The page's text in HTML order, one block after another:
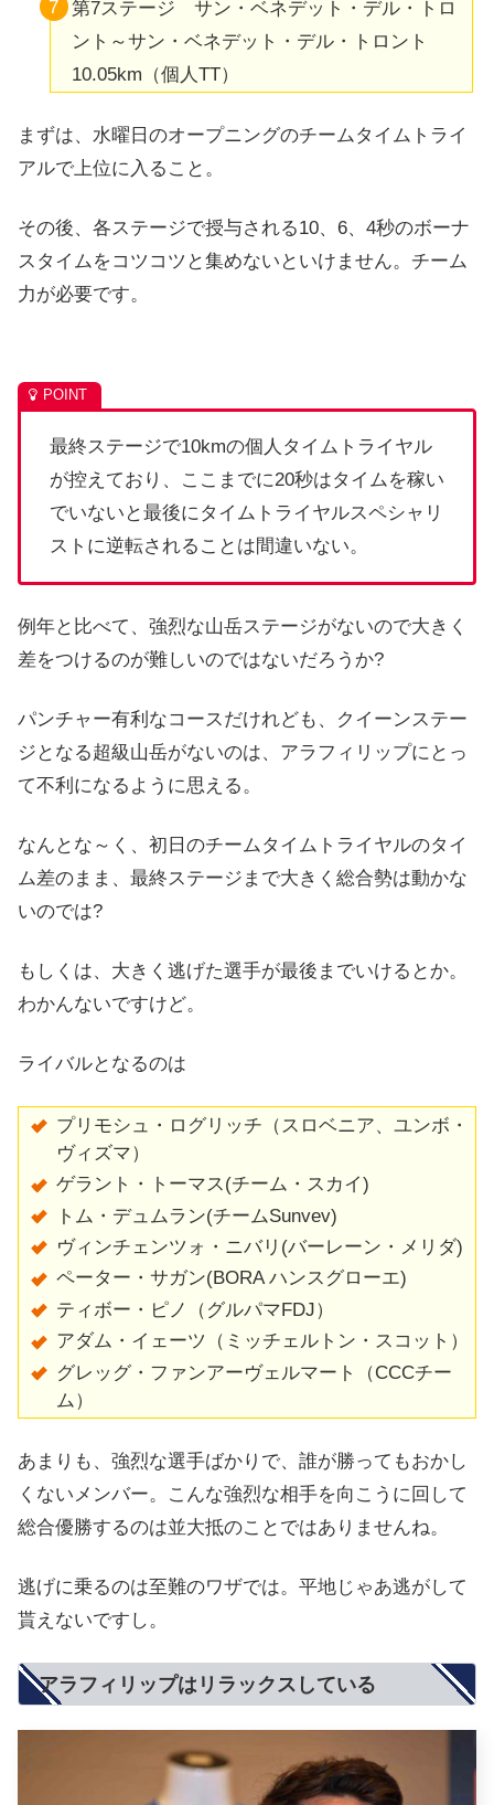
第7ステージ サン・ベネデット・デル・トロ
ント～サン・ベネデット・デル・トロント
10.05km（個人TT）
まずは、水曜日のオープニングのチームタイムトライ
アルで上位に入ること。
その後、各ステージで授与される10、6、4秒のボーナ
スタイムをコツコツと集めないといけません。チーム
力が必要です。
最終ステージで10kmの個人タイムトライヤル
が控えており、ここまでに20秒はタイムを稼い
でいないと最後にタイムトライヤルスペシャリ
ストに逆転されることは間違いない。
例年と比べて、強烈な山岳ステージがないので大きく
差をつけるのが難しいのではないだろうか?
パンチャー有利なコースだけれども、クイーンステー
ジとなる超級山岳がないのは、アラフィリップにとっ
て不利になるように思える。
なんとな～く、初日のチームタイムトライヤルのタイ
ム差のまま、最終ステージまで大きく総合勢は動かな
いのでは?
もしくは、大きく逃げた選手が最後までいけるとか。
わかんないですけど。
ライバルとなるのは
プリモシュ・ログリッチ（スロベニア、ユンボ・
ヴィズマ）
ゲラント・トーマス(チーム・スカイ)
トム・デュムラン(チームSunvev)
ヴィンチェンツォ・ニバリ (バーレーン・メリダ)
ペーター・サガン(BORA ハンスグローエ)
ティボー・ピノ（グルパマFDJ）
アダム・イェーツ（ミッチェルトン・スコット）
グレッグ・ファンアーヴェルマート（CCCチー
ム）
あまりも、強烈な選手ばかりで、誰が勝ってもおかし
くないメンバー。こんな強烈な相手を向こうに回して
総合優勝するのは並大抵のことではありませんね。
逃げに乗るのは至難のワザでは。平地じゃあ逃がして
貰えないですし。
アラフィリップはリラックスしている